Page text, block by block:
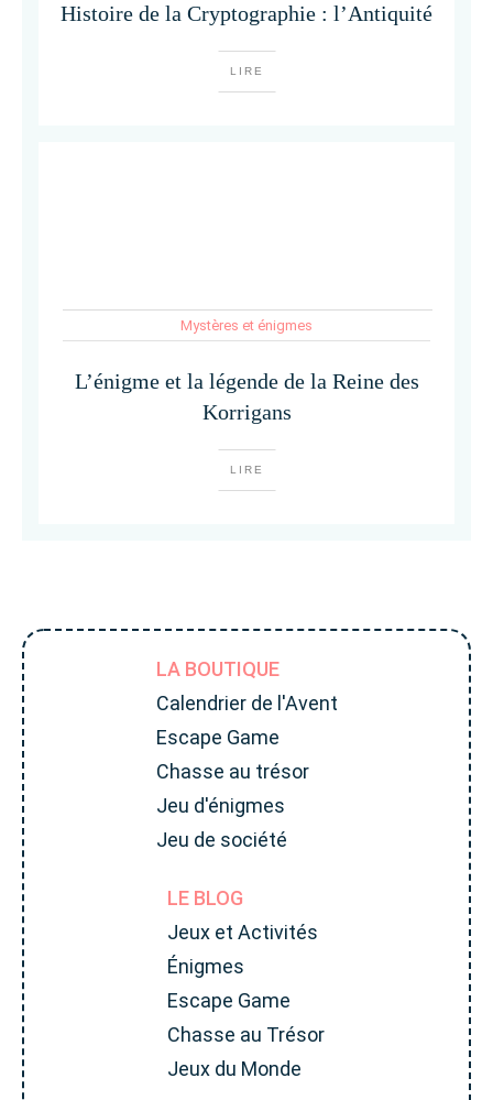
Histoire de la Cryptographie : l’Antiquité
LIRE
Mystères et énigmes
L’énigme et la légende de la Reine des
Korrigans
LIRE
LA BOUTIQUE
Calendrier de l'Avent
Escape Game
Chasse au trésor
Jeu d'énigmes
Jeu de société
LE BLOG
Jeux et Activités
Énigmes
Escape Game
Chasse au Trésor
Jeux du Monde